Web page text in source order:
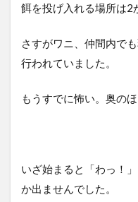
餌を投げ入れる場所は2
さすがワニ、仲間内で
行われていました。
もうすでに怖い。奥の
いざ始まると「わっ！
か出ませんでした。